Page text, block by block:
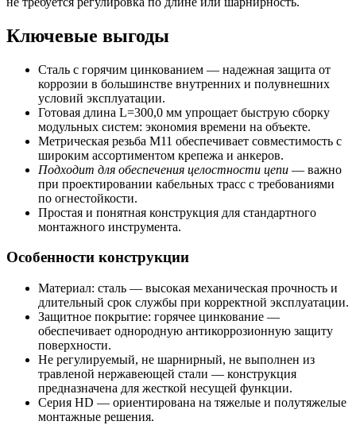
Ключевые выгоды
Сталь с горячим цинкованием — надежная защита от
коррозии в большинстве внутренних и полувнешних
условий эксплуатации.
Готовая длина L=300,0 мм упрощает быструю сборку
модульных систем: экономия времени на объекте.
Метрическая резьба M11 обеспечивает совместимость с
широким ассортиментом крепежа и анкеров.
Подходит для обеспечения целостности цепи — важно
при проектировании кабельных трасс с требованиями
по огнестойкости.
Простая и понятная конструкция для стандартного
монтажного инструмента.
Особенности конструкции
Материал: сталь — высокая механическая прочность и
длительный срок службы при корректной эксплуатации.
Защитное покрытие: горячее цинкование —
обеспечивает однородную антикоррозионную защиту
поверхности.
Не регулируемый, не шарнирный, не выполнен из
травленой нержавеющей стали — конструкция
предназначена для жесткой несущей функции.
Серия HD — ориентирована на тяжелые и полутяжелые
монтажные решения.